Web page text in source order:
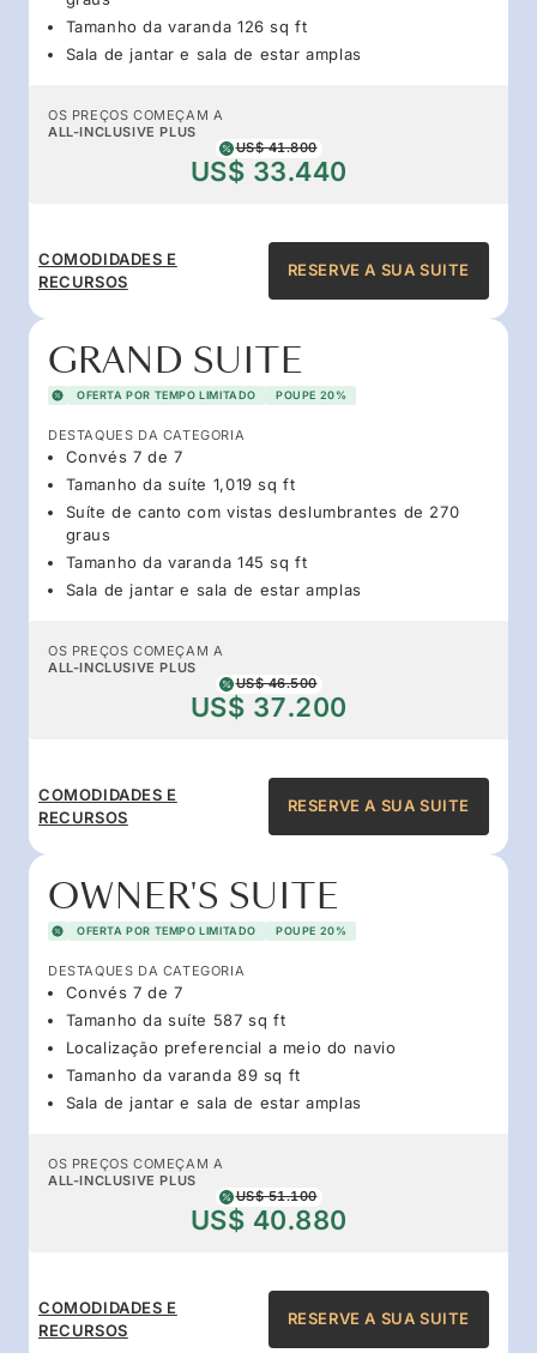
Tamanho da varanda 126 sq ft
Sala de jantar e sala de estar amplas
OS PREÇOS COMEÇAM A
ALL-INCLUSIVE PLUS
US$ 41.800
US$ 33.440
COMODIDADES E
RECURSOS
RESERVE A SUA SUITE
GRAND SUITE
OFERTA POR TEMPO LIMITADO POUPE 20%
DESTAQUES DA CATEGORIA
Convés 7 de 7
Tamanho da suíte 1,019 sq ft
Suíte de canto com vistas deslumbrantes de 270
graus
Tamanho da varanda 145 sq ft
Sala de jantar e sala de estar amplas
OS PREÇOS COMEÇAM A
ALL-INCLUSIVE PLUS
US$ 46.500
US$ 37.200
COMODIDADES E
RECURSOS
RESERVE A SUA SUITE
OWNER'S SUITE
OFERTA POR TEMPO LIMITADO POUPE 20%
DESTAQUES DA CATEGORIA
Convés 7 de 7
Tamanho da suíte 587 sq ft
Localização preferencial a meio do navio
Tamanho da varanda 89 sq ft
Sala de jantar e sala de estar amplas
OS PREÇOS COMEÇAM A
ALL-INCLUSIVE PLUS
US$ 51.100
US$ 40.880
COMODIDADES E
RECURSOS
RESERVE A SUA SUITE